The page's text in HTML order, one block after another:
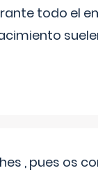
todo el
, pues os